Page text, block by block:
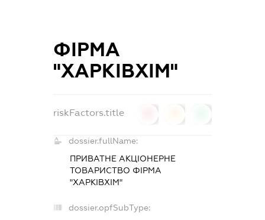
ФІРМА
"ХАРКІВХІМ"
riskFactors.title
dossier.fullName:
ПРИВАТНЕ АКЦІОНЕРНЕ
ТОВАРИСТВО ФІРМА
"ХАРКІВХІМ"
dossier.opfSubType: